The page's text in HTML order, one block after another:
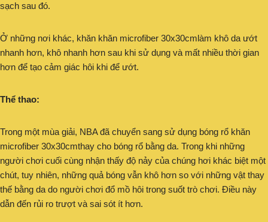
sạch sau đó.
Ở những nơi khác, khăn khăn microfiber 30x30cmlàm khô da ướt
nhanh hơn, khô nhanh hơn sau khi sử dụng và mất nhiều thời gian
hơn để tạo cảm giác hôi khi để ướt.
Thể thao:
Trong một mùa giải, NBA đã chuyển sang sử dụng bóng rổ khăn
microfiber 30x30cmthay cho bóng rổ bằng da. Trong khi những
người chơi cuối cùng nhận thấy độ nảy của chúng hơi khác biệt một
chút, tuy nhiên, những quả bóng vẫn khô hơn so với những vật thay
thế bằng da do người chơi đổ mồ hôi trong suốt trò chơi. Điều này
dẫn đến rủi ro trượt và sai sót ít hơn.